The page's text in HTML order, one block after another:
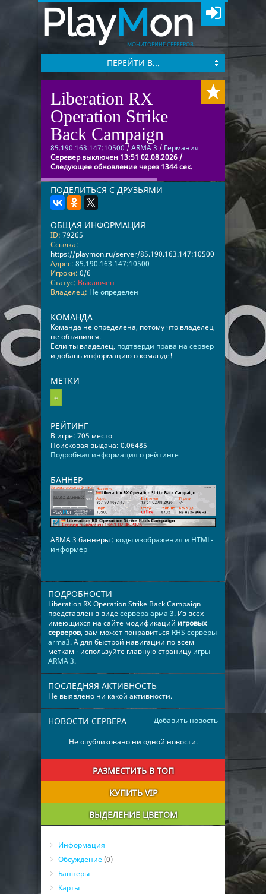
PlayMon
МОНИТОРИНГ СЕРВЕРОВ
ПЕРЕЙТИ В...
Liberation RX
Operation Strike
Back Campaign
85.190.163.147:10500 /ARMA 3 / Германия
Серевер выключен 13:51 02.08.2026 /
Следующее обновление через 1344 сек.
ПОДЕЛИТЬСЯ С ДРУЗЬЯМИ
ОБЩАЯ ИНФОРМАЦИЯ
ID: 79265
Ссылка:
https://playmon.ru/server/85.190.163.147:10500
Адрес: 85.190.163.147:10500
Игроки: 0/6
Статус: Выключен
Владелец: Не определён
КОМАНДА
Команда не определена, потому что владелец
не объявился.
Если ты владелец, подтверди права на сервер
и добавь информацию о команде!
МЕТКИ
+
РЕЙТИНГ
В игре: 705 место
Поисковая выдача: 0.06485
Подробная информация о рейтинге
БАННЕР
ARMA 3 баннеры : коды изображения и HTML-
информер
ПОДРОБНОСТИ
Liberation RX Operation Strike Back Campaign
представлен в видесервера арма 3. Из всех
имеющихся на сайте модификаций игровых
серверов, вам может понравиться RHS серверы
arma3. А для быстрой навигации по всем
меткам - используйте главную страницу игры
ARMA 3.
ПОСЛЕДНЯЯ АКТИВНОСТЬ
Не выявлено ни какой активности.
Добавить новость
НОВОСТИ СЕРВЕРА
Не опубликовано ни одной новости.
РАЗМЕСТИТЬ В ТОП
КУПИТЬ VIP
ВЫДЕЛЕНИЕ ЦВЕТОМ
Информация
Обсуждение (0)
Баннеры
Карты